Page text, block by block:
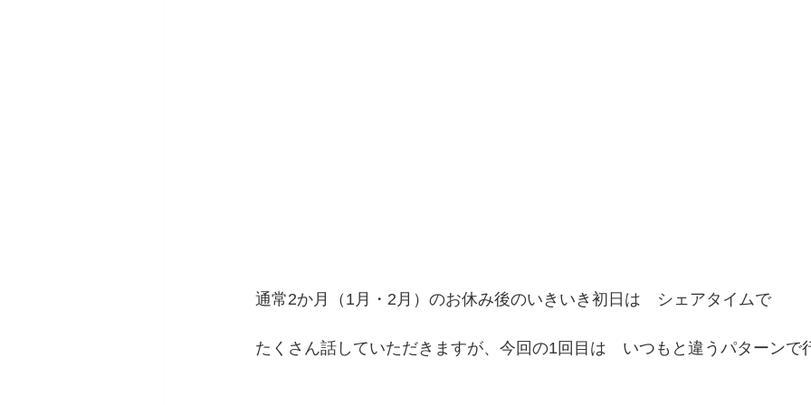
通常2か月（1月・2月）のお休み後のいきいき初日は　シェアタイムで
たくさん話していただきますが、今回の1回目は　いつもと違うパターンで